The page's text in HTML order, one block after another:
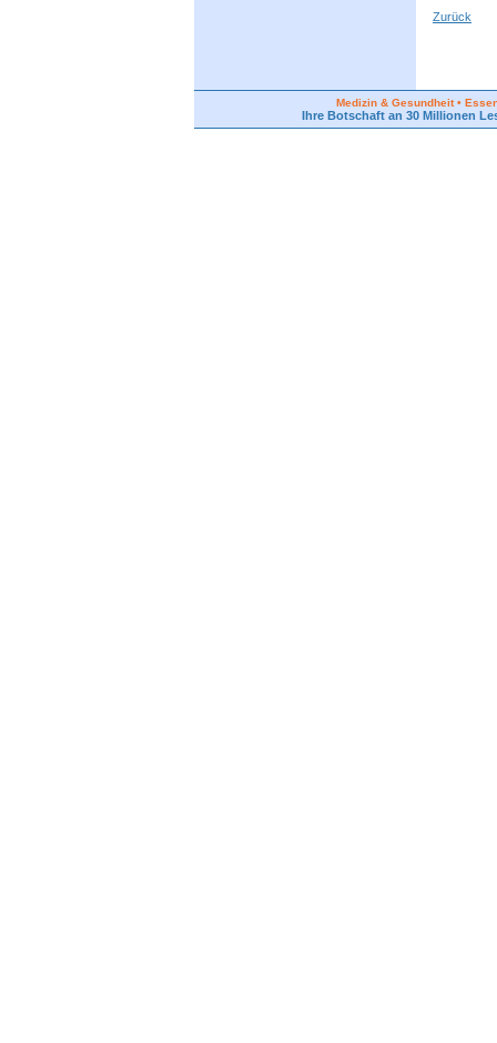
Zurück
Medizin & Gesundheit •
Ihre Botschaft an 30 Millionen